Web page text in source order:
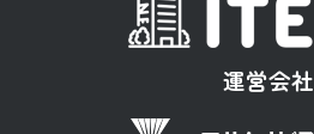
運営会社